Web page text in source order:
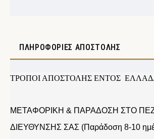
ΠΛΗΡΟΦΟΡΊΕΣ ΑΠΟΣΤΟΛΉΣ
ΤΡΟΠΟΙ ΑΠΟΣΤΟΛΗΣ ΕΝΤΟΣ
ΜΕΤΑΦΟΡΙΚΗ & ΠΑΡΑΔΟΣΗ ΣΤΟ
ΔΙΕΥΘΥΝΣΗΣ ΣΑΣ (Παράδοση 8-10